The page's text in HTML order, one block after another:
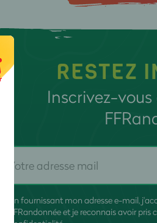
RESTEZ
Inscrivez-
En fournissant mon adresse e-mail,
FFRandonnée et je reconnais avoir pris